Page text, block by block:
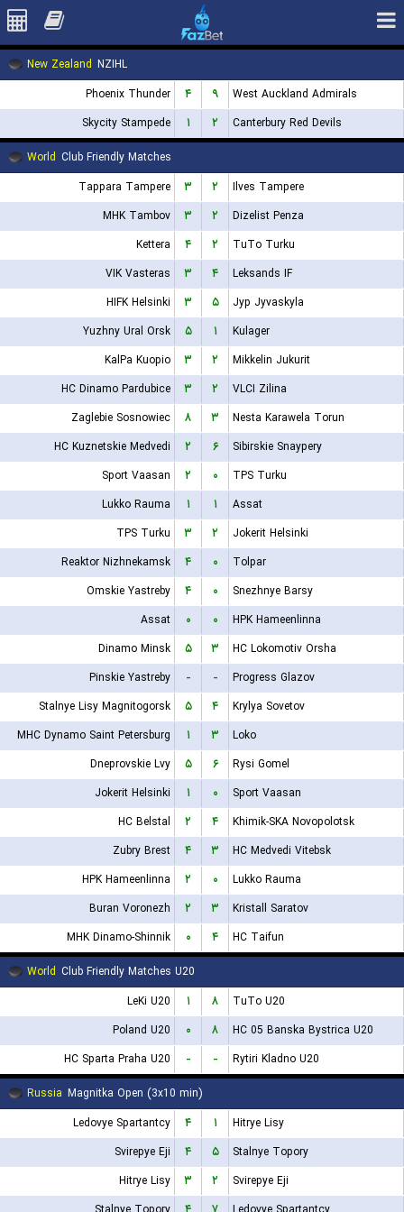
New Zealand NZIHL
Phoenix Thunder
۴ ۹
West Auckland Admirals
Skycity Stampede
۱ ۲
Canterbury Red Devils
World Club Friendly Matches
Tappara Tampere
۳ ۲
Ilves Tampere
MHK Tambov
۳ ۲
Dizelist Penza
Kettera
۴ ۲
TuTo Turku
VIK Vasteras
۳ ۴
Leksands IF
HIFK Helsinki
۳ ۵
Jyp Jyvaskyla
Yuzhny Ural Orsk
۵ ۱
Kulager
KalPa Kuopio
۳ ۲
Mikkelin Jukurit
HC Dinamo Pardubice
۳ ۲
VLCI Zilina
Zaglebie Sosnowiec
۸ ۳
Nesta Karawela Torun
HC Kuznetskie Medvedi
۲ ۶
Sibirskie Snaypery
Sport Vaasan
۲ ۰
TPS Turku
Lukko Rauma
۱ ۱
Assat
TPS Turku
۳ ۲
Jokerit Helsinki
Reaktor Nizhnekamsk
۴ ۰
Tolpar
Omskie Yastreby
۴ ۰
Snezhnye Barsy
Assat
۰ ۰
HPK Hameenlinna
Dinamo Minsk
۵ ۳
HC Lokomotiv Orsha
Pinskie Yastreby
- -
Progress Glazov
Stalnye Lisy Magnitogorsk
۵ ۴
Krylya Sovetov
MHC Dynamo Saint Petersburg
۱ ۳
Loko
Dneprovskie Lvy
۵ ۶
Rysi Gomel
Jokerit Helsinki
۱ ۰
Sport Vaasan
HC Belstal
۲ ۴
Khimik-SKA Novopolotsk
Zubry Brest
۴ ۳
HC Medvedi Vitebsk
HPK Hameenlinna
۲ ۰
Lukko Rauma
Buran Voronezh
۲ ۳
Kristall Saratov
MHK Dinamo-Shinnik
۰ ۴
HC Taifun
World Club Friendly Matches U20
LeKi U20
۱ ۸
TuTo U20
Poland U20
۰ ۸
HC 05 Banska Bystrica U20
HC Sparta Praha U20
- -
Rytiri Kladno U20
Russia Magnitka Open (3x10 min)
Ledovye Spartantcy
۴ ۱
Hitrye Lisy
Svirepye Eji
۴ ۵
Stalnye Topory
Hitrye Lisy
۳ ۲
Svirepye Eji